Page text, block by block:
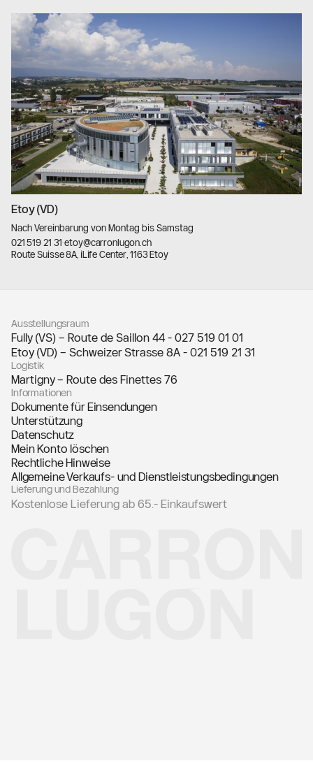
Etoy (VD)
Nach Vereinbarung von Montag bis Samstag
021 519 21 31·etoy@carronlugon.ch
Route Suisse 8A, iLife Center, 1163 Etoy
Ausstellungsraum
Fully (VS) – Route de Saillon 44 - 027 519 01 01
Etoy (VD) – Schweizer Strasse 8A - 021 519 21 31
Logistik
Martigny – Route des Finettes 76
Informationen
Dokumente für Einsendungen
Unterstützung
Datenschutz
Mein Konto löschen
Rechtliche Hinweise
Allgemeine Verkaufs- und Dienstleistungsbedingungen
Lieferung und Bezahlung
Kostenlose Lieferung ab 65.- Einkaufswert